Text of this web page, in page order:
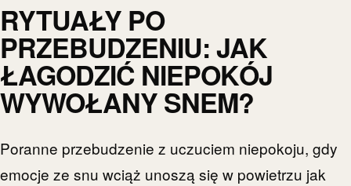
RYTUAŁY PO
PRZEBUDZENIU: JAK
ŁAGODZIĆ NIEPOKÓJ
WYWOŁANY SNEM?
Poranne przebudzenie z uczuciem niepokoju, gdy
emocje ze snu wciąż unoszą się w powietrzu jak